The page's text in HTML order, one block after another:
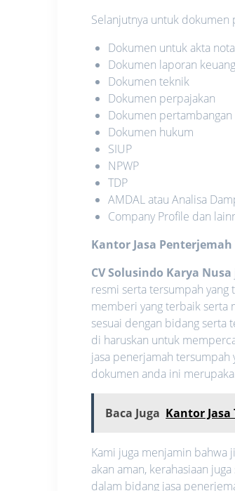
Selanjutnya untuk dokumen
Dokumen untuk akta
Dokumen laporan
Dokumen teknik
Dokumen perpajakan
Dokumen pertambangan
Dokumen hukum
SIUP
NPWP
TDP
AMDAL atau Analisa
Company Profile dan
Kantor Jasa
CV Solusindo Karya Nusa
resmi serta tersumpah yang
memberi yang terbaik serta
sesuai dengan bidang serta
di haruskan untuk
jasa penerjamah
dokumen anda ini
Baca Juga Kantor
Kami juga menjamin bahwa
akan aman, kerahasiaan
dalam bidang jasa